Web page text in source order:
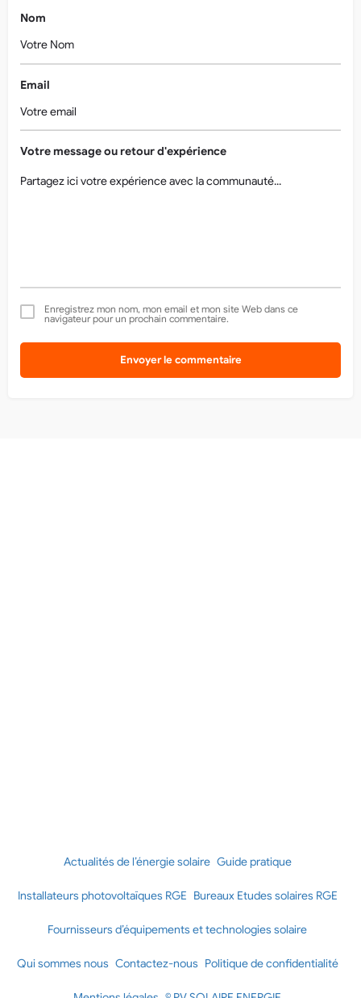
Nom
Email
Votre message ou retour d'expérience
Enregistrez mon nom, mon email et mon site Web dans ce
navigateur pour un prochain commentaire.
Envoyer le commentaire
Actualités de l’énergie solaire Guide pratique
Installateurs photovoltaïques RGE Bureaux Etudes solaires RGE
Fournisseurs d’équipements et technologies solaire
Qui sommes nous Contactez-nous Politique de confidentialité